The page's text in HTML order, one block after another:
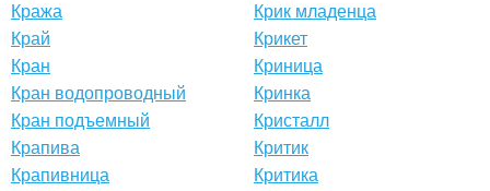
Кража
Край
Кран
Кран водопроводный
Кран подъемный
Крапива
Крапивница
Крик младенца
Крикет
Криница
Кринка
Кристалл
Критик
Критика